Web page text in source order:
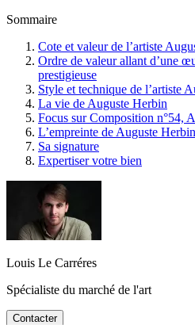
Sommaire
Cote et valeur de l’artiste
Ordre de valeur allant d’une
prestigieuse
Style et technique de l’artiste
La vie de Auguste Herbin
Focus sur Composition n°54,
L’empreinte de Auguste
Sa signature
Expertiser votre bien
Louis Le Carréres
Spécialiste du marché de l'art
Contacter